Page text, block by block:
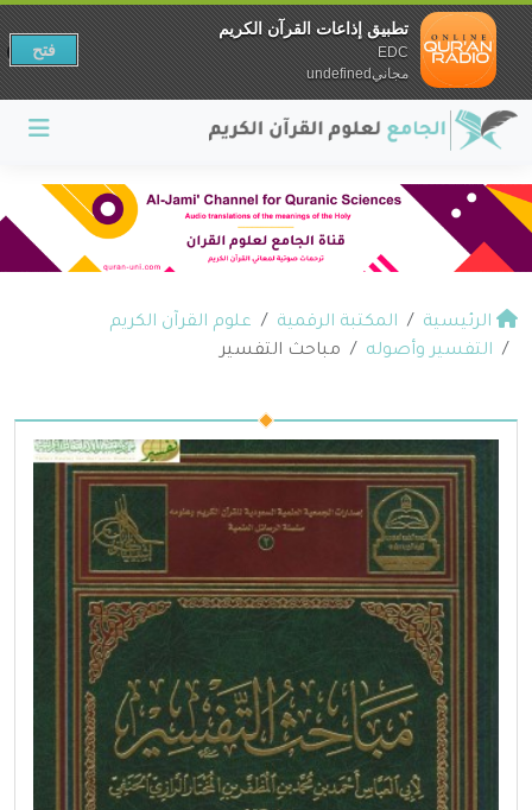
الرئيسية المكتبة الرقمية
علوم القرآن الكريم
التفسير وأصوله
مباحث التفسير
تطبيق إذاعات القرآن الكريم
EDC
مجانيundefined
فتح